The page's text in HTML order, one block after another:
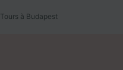
Tours à Budapest
Liste de